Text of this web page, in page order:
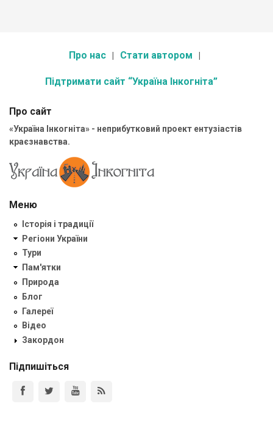
Про нас Стати автором
Підтримати сайт “Україна Інкогніта”
Про сайт
«Україна Інкогніта» - неприбутковий проект ентузіастів
краєзнавства.
Меню
Історія і традиції
Регіони України
Тури
Пам'ятки
Природа
Блог
Галереї
Відео
Закордон
Підпишіться